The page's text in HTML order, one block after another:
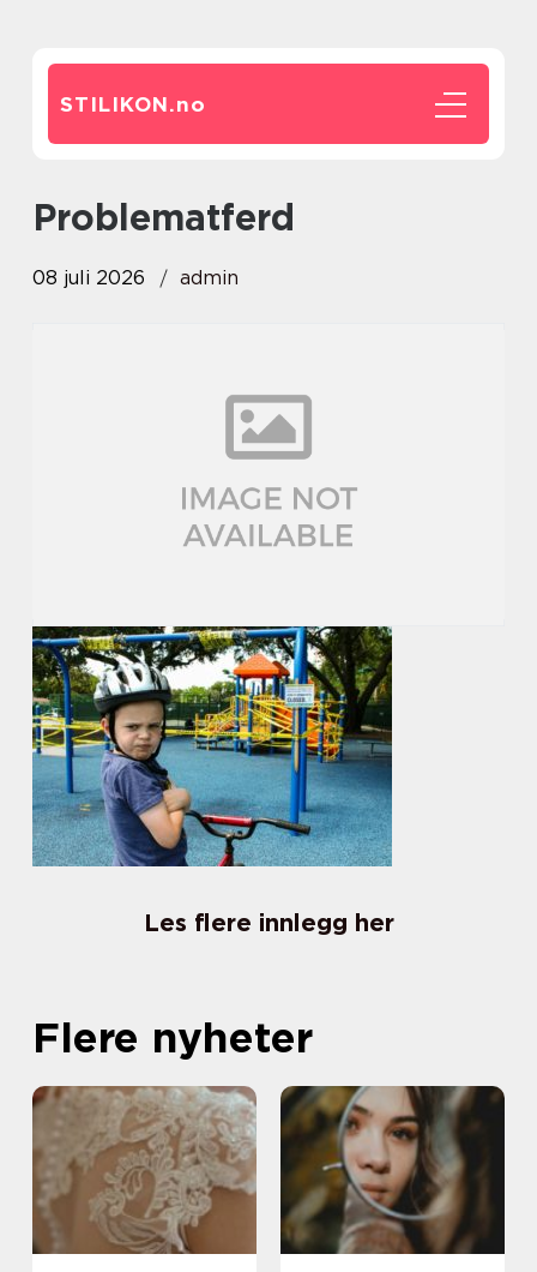
STILIKON.no
problematferd
08 juli 2026 admin
Les flere innlegg her
Flere nyheter